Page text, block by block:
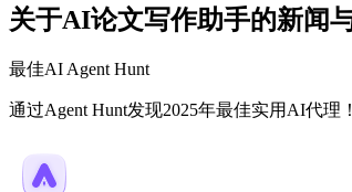
关于AI论文写作助手的新闻
最佳AI Agent Hunt
通过Agent Hunt发现2025年最佳实用AI代理！